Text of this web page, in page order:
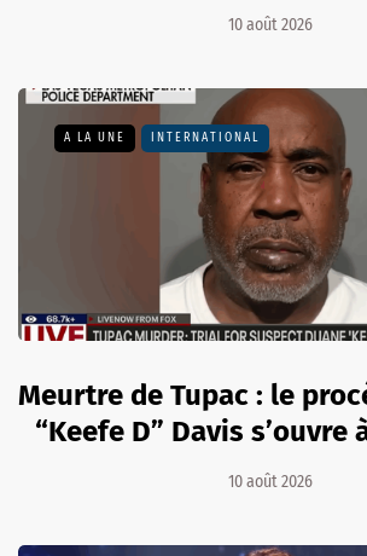
10 août 2026
A LA UNE INTERNATIONAL
Meurtre de Tupac : le
“Keefe D” Davis s’ouvre
10 août 2026